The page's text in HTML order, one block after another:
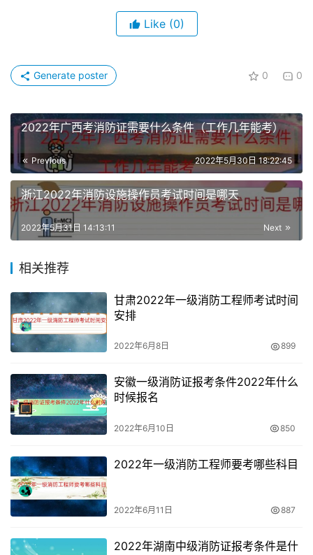
1、已取得初级消防设施操作员职业资格证书，取得本职业
后，累计从事本职业或相关职业工作4年（含）以上。
职业或相关职业工作6年（含）以上。
3、取得技工学校本专业或相关专业毕业证书（含尚未取得
毕业证书的在校应届毕业生）；或取得经评估论证、以中级
技能为培养目标的中等及以上职业学校本专业或相关专业毕
业证书（含尚未取得毕业证书的在校应届毕业生）。
消防证需要在哪报名
重庆消防证首次报名和补考报名方式：登录全国消防行业职
业技能鉴定一体化业务系统网站进行报名（网站“考试服务”
一栏提供考生报名指南视频），并实时关注网站提示完成报
名及预选流程，报名成功的考生登陆报名网站自行打印准考
消防设施操作员考2门科目：理论知识和技能操作
1、理论知识：包括消防工作概述、电气消防基础知识、消
防水力学基础知识、相关法律法规、职业道德等基本内容。
2、技能操作：包括消防控制室监控、建筑消防设施操作与
维护等实际操作内容。
技能操作考核采用建筑消防设施实际操作、功能测试等方
Like (0)
0 0
Generate poster
2022年广西考消防证需要什么条件（工作几年能考）
Previous 2022年5月30日 18:22:45
浙江2022年消防设施操作员考试时间是哪天
Next
2022年5月31日 14:13:11
相关推荐
甘肃2022年一级消防工程师考试时间
安排
2022年6月8日 899
安徽一级消防证报考条件2022年什么
时候报名
2022年6月10日 850
2022年一级消防工程师要考哪些科目
2022年6月11日 887
2022年湖南中级消防证报考条件是什